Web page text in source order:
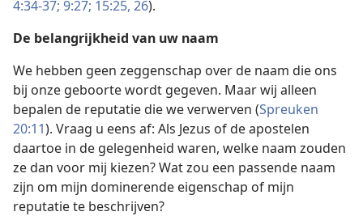
4:34-37; 9:27; 15:25, 26).
De belangrijkheid van uw naam
We hebben geen zeggenschap over de naam die ons
bij onze geboorte wordt gegeven. Maar wij alleen
bepalen de reputatie die we verwerven (Spreuken
20:11). Vraag u eens af: Als Jezus of de apostelen
daartoe in de gelegenheid waren, welke naam zouden
ze dan voor mij kiezen? Wat zou een passende naam
zijn om mijn dominerende eigenschap of mijn
reputatie te beschrijven?